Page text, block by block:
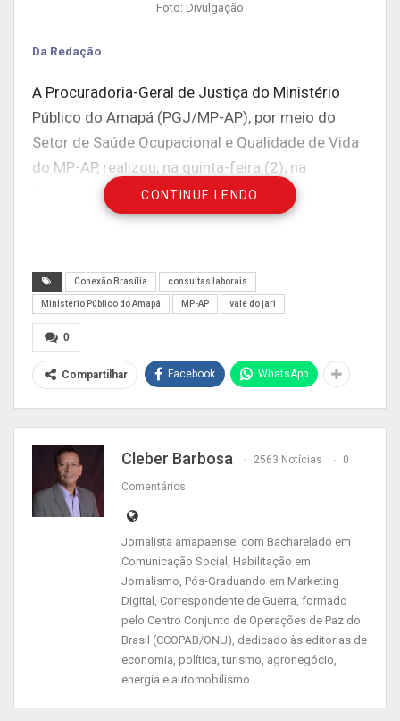
Foto: Divulgação
Da Redação
A Procuradoria-Geral de Justiça do Ministério
Público do Amapá (PGJ/MP-AP), por meio do
Setor de Saúde Ocupacional e Qualidade de Vida
do MP-AP, realizou, na quinta-feira (2), na
Promotoria de Justiça de Laranjal do Jari,
exames ocupacionais para todos os membros,
terceirizados do MP-AP que trabalham nos
municípios de Laranjal e Vitória do Jari. A Ação
de Saúde e Consulta Ocupacional visa a
prevenção de doenças funcionais, que tem por
objetivo fomentar e viabilizar os cuidados
preventivos com a saúde e bem-estar dos
qualidade de vida do referido público.
Ao todo, cerca de 20 pessoas se consultaram
com o médico do trabalho, Aristóteles Moura
Silva, participaram de ginástica laboral e
CONTINUE LENDO
Conexão Brasília consultas laborais
Ministério Público do Amapá MP-AP vale do jari
0
Compartilhar Facebook WhatsApp
Cleber Barbosa 2563 Notícias 0
Comentários
Jornalista amapaense, com Bacharelado em
Comunicação Social, Habilitação em
Jornalismo, Pós-Graduando em Marketing
Digital, Correspondente de Guerra, formado
pelo Centro Conjunto de Operações de Paz do
Brasil (CCOPAB/ONU), dedicado às editorias de
economia, política, turismo, agronegócio,
energia e automobilismo.